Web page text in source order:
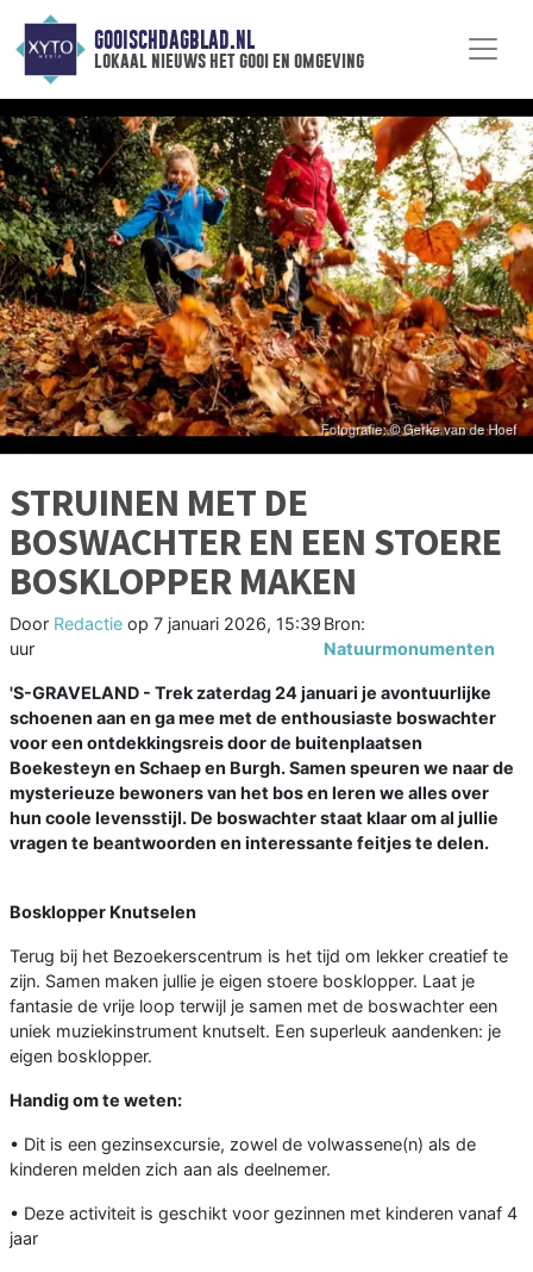
GOOISCHDAGBLAD.NL
lokaal nieuws het gooi en omgeving
STRUINEN MET DE
BOSWACHTER EN EEN STOERE
BOSKLOPPER MAKEN
Door Redactie op 7 januari 2026, 15:39
uur
Bron:
Natuurmonumenten
'S-GRAVELAND - Trek zaterdag 24 januari je avontuurlijke
schoenen aan en ga mee met de enthousiaste boswachter
voor een ontdekkingsreis door de buitenplaatsen
Boekesteyn en Schaep en Burgh. Samen speuren we naar de
mysterieuze bewoners van het bos en leren we alles over
hun coole levensstijl. De boswachter staat klaar om al jullie
vragen te beantwoorden en interessante feitjes te delen.
Bosklopper Knutselen
Terug bij het Bezoekerscentrum is het tijd om lekker creatief te
zijn. Samen maken jullie je eigen stoere bosklopper. Laat je
fantasie de vrije loop terwijl je samen met de boswachter een
uniek muziekinstrument knutselt. Een superleuk aandenken: je
eigen bosklopper.
Handig om te weten:
• Dit is een gezinsexcursie, zowel de volwassene(n) als de
kinderen melden zich aan als deelnemer.
• Deze activiteit is geschikt voor gezinnen met kinderen vanaf 4
jaar